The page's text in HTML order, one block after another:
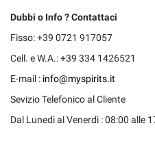
Dubbi o Info ? Contattaci
Fisso: +39 0721 917057
Cell. e W.A.: +39 334 1426521
E-mail : info@myspirits.it
Sevizio Telefonico al Cliente
Dal Lunedi al Venerdì : 08:00 alle